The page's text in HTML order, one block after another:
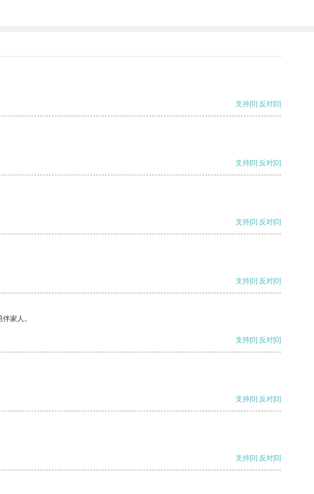
支持[0] 反对[0]
支持[0] 反对[0]
支持[0] 反对[0]
支持[0] 反对[0]
家人。
支持[0] 反对[0]
支持[0] 反对[0]
支持[0] 反对[0]